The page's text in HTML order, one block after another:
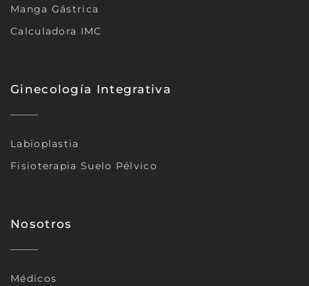
Manga Gástrica
Calculadora IMC
Ginecología Integrativa
Labioplastia
Fisioterapia Suelo Pélvico
Nosotros
Médicos